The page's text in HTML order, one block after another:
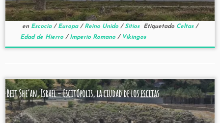
en Escocia / Europa / Reino Unido / Sitios Etiquetado Celtas /
Edad de Hierro / Imperio Romano / Vikingos
Beit She’an, Israel – Escitópolis, la ciudad de los escitas